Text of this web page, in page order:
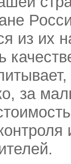
из их
за